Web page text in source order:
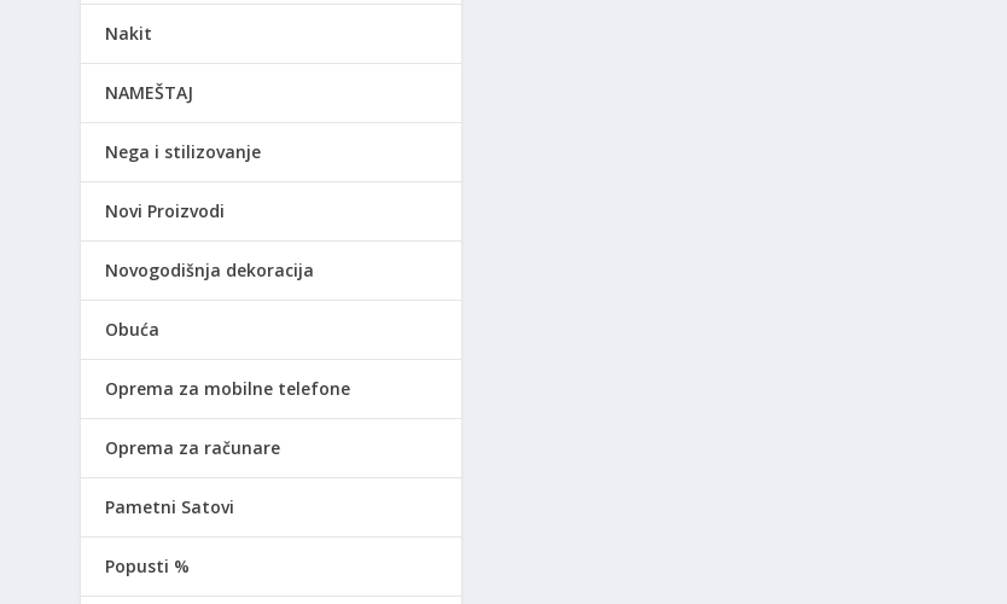
Nakit
NAMEŠTAJ
Nega i stilizovanje
Novi Proizvodi
Novogodišnja dekoracija
Obuća
Oprema za mobilne telefone
Oprema za računare
Pametni Satovi
Popusti %